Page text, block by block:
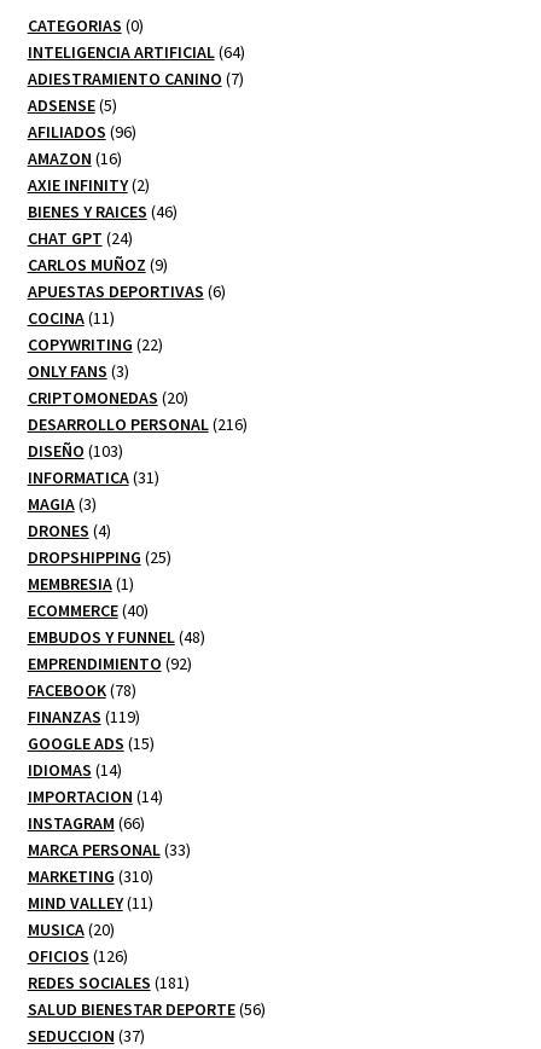
CATEGORIAS 00
productos
INTELIGENCIA ARTIFICIAL 6464
productos
ADIESTRAMIENTO CANINO 77
ADSENSE 55
productos
AFILIADOS 9696
AMAZON 1616
productos
AXIE INFINITY 22
productos
BIENES Y RAICES 4646
CHAT GPT 2424
productos
CARLOS MUÑOZ 99
productos
APUESTAS DEPORTIVAS 66
COCINA 1111
productos
COPYWRITING 2222
ONLY FANS 33
productos
CRIPTOMONEDAS 2020
productos
DESARROLLO PERSONAL 216216
DISEÑO 103103
productos
INFORMATICA 3131
MAGIA 33
productos
DRONES 44
productos
DROPSHIPPING 2525
MEMBRESIA 11
producto
ECOMMERCE 4040
productos
EMBUDOS Y FUNNEL 4848
EMPRENDIMIENTO 9292
FACEBOOK 7878
productos
FINANZAS 119119
productos
GOOGLE ADS 1515
IDIOMAS 1414
productos
IMPORTACION 1414
INSTAGRAM 6666
productos
MARCA PERSONAL 3333
MARKETING 310310
productos
MIND VALLEY 1111
MUSICA 2020
productos
OFICIOS 126126
productos
REDES SOCIALES 181181
productos
SALUD BIENESTAR DEPORTE 5656
SEDUCCION 3737